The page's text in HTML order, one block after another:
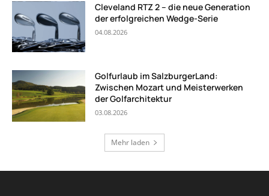
Cleveland RTZ 2 – die neue Generation
der erfolgreichen Wedge-Serie
04.08.2026
Golfurlaub im SalzburgerLand:
Zwischen Mozart und Meisterwerken
der Golfarchitektur
03.08.2026
Mehr laden